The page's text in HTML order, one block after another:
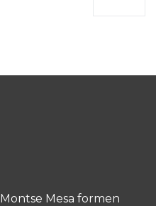
Mesa formen